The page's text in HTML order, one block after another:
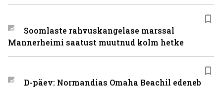
Soomlaste rahvuskangelase marssal
Mannerheimi saatust muutnud kolm hetke
D-päev: Normandias Omaha Beachil edeneb